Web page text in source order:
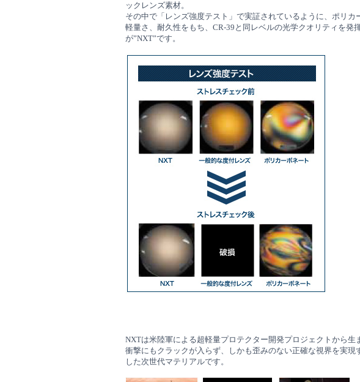
ックレンズ素材。
その中で「レンズ強度テスト」で実証されているように、ポリカ
軽量さ、耐久性をもち、CR-39と同レベルの光学クオリティを発
が”NXT”です。
NXTは米陸軍による超軽量プロテクター開発プロジェクトから生
衝撃にもクラックが入らず、しかも歪みのない正確な視界を実現
した次世代マテリアルです。